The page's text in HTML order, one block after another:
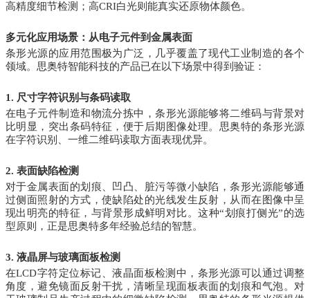
高精度细节检测；高CRI白光则能真实还原物体颜色。
多元化应用场景：从电子元件到金属表面
条形光源的应用范围极为广泛，几乎覆盖了现代工业制造的各个
领域。思奥特智能科技的产品已在以下场景中得到验证：
1. 尺寸字符识别与条码读取
在电子元件制造和物流分拣中，条形光源能够将二维码与背景对
比明显，突出条码特征，便于后期图像处理。思奥特的条形光源
在字符识别、一维二维码读取方面表现优异。
2. 表面缺陷检测
对于金属表面的划痕、凹凸、脏污等微小缺陷，条形光源能够通
过侧面照射的方式，使缺陷处的光线发生反射，从而在图像中呈
现出明亮的特征，与背景形成鲜明对比。这种“划痕打侧光”的选
型原则，正是思奥特多年经验总结的智慧。
3. 液晶屏与玻璃面板检测
在LCD字符定位标记、液晶面板检测中，条形光源可以通过调整
角度，避免镜面反射干扰，清晰呈现面板表面的划痕和气泡。对